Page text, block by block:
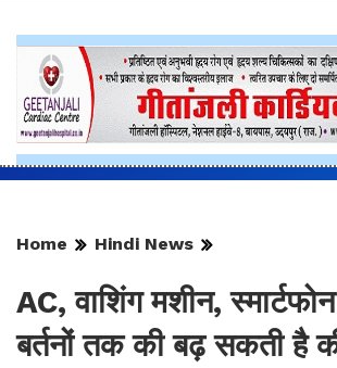
Home Hindi News
AC, वाशिंग मशीन,
बर्तनों तक की बढ़ सकती है